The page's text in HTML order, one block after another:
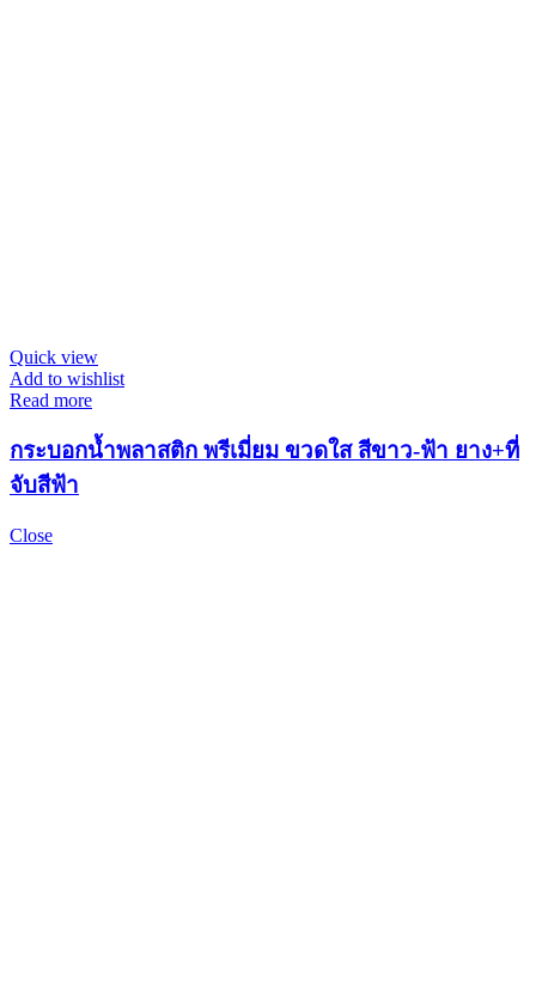
Quick view
Add to wishlist
Read more
กระบอกน้ำพลาสติก พรีเมี่ยม ขวดใส สีขาว-ฟ้า ยาง+ที่
จับสีฟ้า
Close